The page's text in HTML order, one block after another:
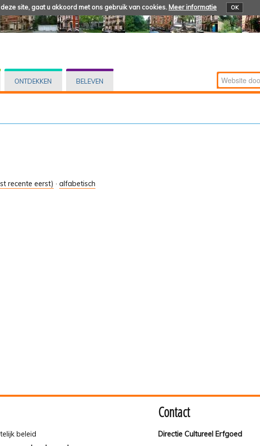
site, gaat u akkoord met ons gebruik van cookies. Meer informatie OK
ONTDEKKEN BELEVEN Zoek
Geavanceerd
recente eerst) · alfabetisch
beleid
Contact
Directie Cultureel Erfgoed